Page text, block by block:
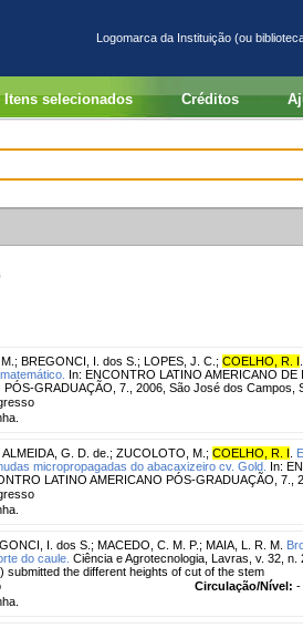
Logomarca da Instituição (ou
Itens selecionados Créditos
; BREGONCI, I. dos S. ; LOPES, J. C. ; COELHO, R. I
In: ENCONTRO LATINO AMERICANO DE
GRADUAÇÃO, 7., 2006, São José dos Campos,
ALMEIDA, G. D. de. ; ZUCOLOTO, M. ; COELHO, R. I
micropropagadas do abacaxizeiro cv. Gold. In:
LATINO AMERICANO PÓS-GRADUAÇÃO, 7.,
I. dos S. ; MACEDO, C. M. P. ; MAIA, L. R. M.
do caule. Ciência e Agrotecnologia, Lavras, v. 32,
submitted the different heights of cut of the stem
Circulação/Nível: -